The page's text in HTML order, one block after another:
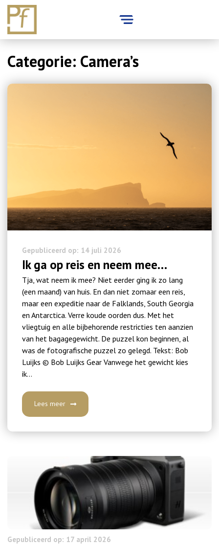
content
Categorie: Camera’s
Gepubliceerd op: 14 juli 2026
Ik ga op reis en neem mee…
Tja, wat neem ik mee? Niet eerder ging ik zo lang
(een maand) van huis. En dan niet zomaar een reis,
maar een expeditie naar de Falklands, South Georgia
en Antarctica. Verre koude oorden dus. Met het
vliegtuig en alle bijbehorende restricties ten aanzien
van het bagagegewicht. De puzzel kon beginnen, al
was de fotografische puzzel zo gelegd. Tekst: Bob
Luijks © Bob Luijks Gear Vanwege het gewicht kies
ik…
Lees meer
Gepubliceerd op: 17 april 2026